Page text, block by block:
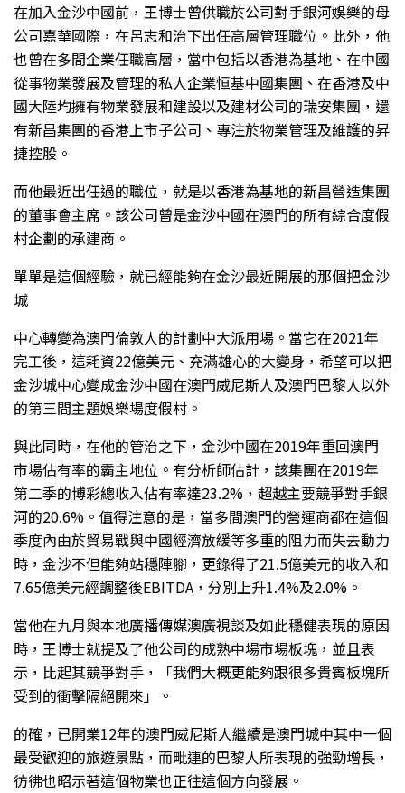
在加入金沙中國前，王博士曾供職於公司對手銀河娛樂的母
公司嘉華國際，在呂志和治下出任高層管理職位。此外，他
也曾在多間企業任職高層，當中包括以香港為基地、在中國
從事物業發展及管理的私人企業恒基中國集團、在香港及中
國大陸均擁有物業發展和建設以及建材公司的瑞安集團，還
有新昌集團的香港上市子公司、專注於物業管理及維護的昇
捷控股。
而他最近出任過的職位，就是以香港為基地的新昌營造集團
的董事會主席。該公司曾是金沙中國在澳門的所有綜合度假
村企劃的承建商。
單單是這個經驗，就已經能夠在金沙最近開展的那個把金沙
城
中心轉變為澳門倫敦人的計劃中大派用場。當它在2021年
完工後，這耗資22億美元、充滿雄心的大變身，希望可以把
金沙城中心變成金沙中國在澳門威尼斯人及澳門巴黎人以外
的第三間主題娛樂場度假村。
與此同時，在他的管治之下，金沙中國在2019年重回澳門
市場佔有率的霸主地位。有分析師估計，該集團在2019年
第二季的博彩總收入佔有率達23.2%，超越主要競爭對手銀
河的20.6%。值得注意的是，當多間澳門的營運商都在這個
季度內由於貿易戰與中國經濟放緩等多重的阻力而失去動力
時，金沙不但能夠站穩陣腳，更錄得了21.5億美元的收入和
7.65億美元經調整後EBITDA，分別上升1.4%及2.0%。
當他在九月與本地廣播傳媒澳廣視談及如此穩健表現的原因
時，王博士就提及了他公司的成熟中場市場板塊，並且表
示，比起其競爭對手，「我們大概更能夠跟很多貴賓板塊所
受到的衝擊隔絕開來」。
的確，已開業12年的澳門威尼斯人繼續是澳門城中其中一個
最受歡迎的旅遊景點，而毗連的巴黎人所表現的強勁增長，
彷彿也昭示著這個物業也正往這個方向發展。